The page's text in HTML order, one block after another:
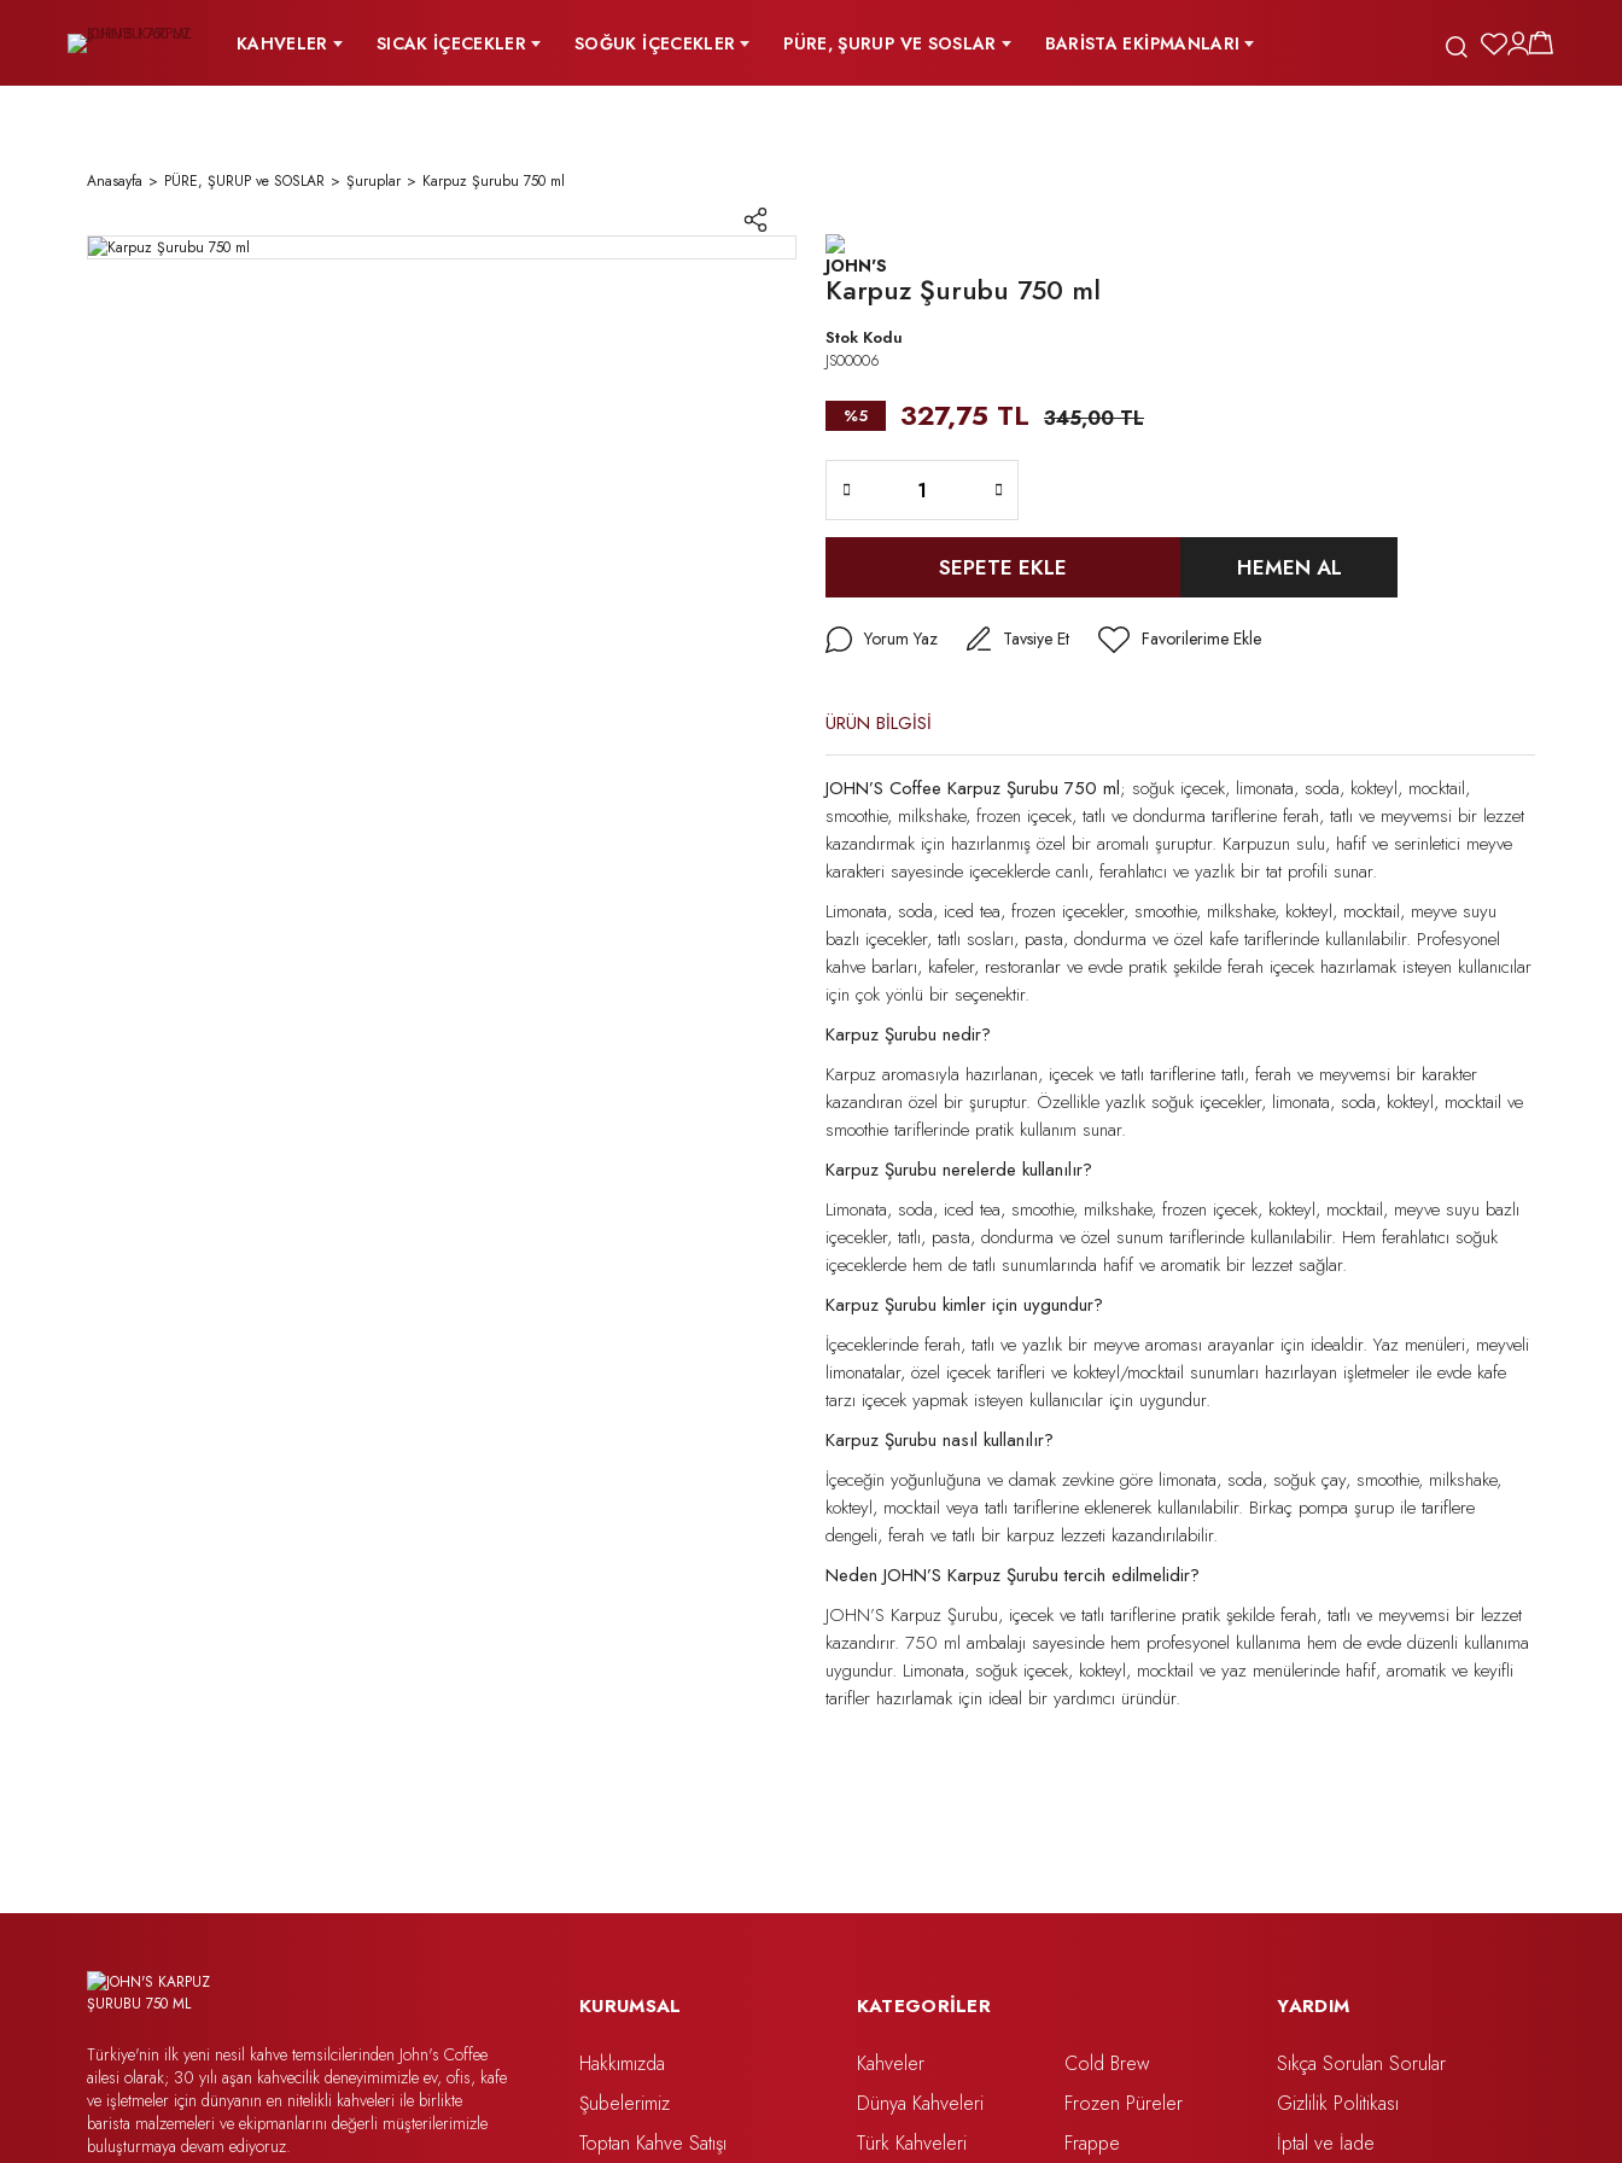
KAHVELER SICAK İÇECEKLER SOĞUK İÇECEKLER PÜRE, ŞURUP VE SOSLAR BARİSTA EKİPMANLARI
Anasayfa PÜRE, ŞURUP ve SOSLAR Şuruplar Karpuz Şurubu 750 ml
Karpuz Şurubu 750 ml
Stok Kodu
JS00006
%5 327,75 TL 345,00 TL
SEPETE EKLE HEMEN AL
Yorum Yaz Tavsiye Et
ÜRÜN BİLGİSİ
JOHN’S Coffee Karpuz Şurubu 750 ml; soğuk içecek, limonata, soda, kokteyl, mocktail,
smoothie, milkshake, frozen içecek, tatlı ve dondurma tariflerine ferah, tatlı ve meyvemsi bir lezzet
kazandırmak için hazırlanmış özel bir aromalı şuruptur. Karpuzun sulu, hafif ve serinletici meyve
karakteri sayesinde içeceklerde canlı, ferahlatıcı ve yazlık bir tat profili sunar.
Limonata, soda, iced tea, frozen içecekler, smoothie, milkshake, kokteyl, mocktail, meyve suyu
bazlı içecekler, tatlı sosları, pasta, dondurma ve özel kafe tariflerinde kullanılabilir. Profesyonel
kahve barları, kafeler, restoranlar ve evde pratik şekilde ferah içecek hazırlamak isteyen kullanıcılar
için çok yönlü bir seçenektir.
Karpuz Şurubu nedir?
Karpuz aromasıyla hazırlanan, içecek ve tatlı tariflerine tatlı, ferah ve meyvemsi bir karakter
kazandıran özel bir şuruptur. Özellikle yazlık soğuk içecekler, limonata, soda, kokteyl, mocktail ve
smoothie tariflerinde pratik kullanım sunar.
Karpuz Şurubu nerelerde kullanılır?
Limonata, soda, iced tea, smoothie, milkshake, frozen içecek, kokteyl, mocktail, meyve suyu bazlı
içecekler, tatlı, pasta, dondurma ve özel sunum tariflerinde kullanılabilir. Hem ferahlatıcı soğuk
içeceklerde hem de tatlı sunumlarında hafif ve aromatik bir lezzet sağlar.
Karpuz Şurubu kimler için uygundur?
İçeceklerinde ferah, tatlı ve yazlık bir meyve aroması arayanlar için idealdir. Yaz menüleri, meyveli
limonatalar, özel içecek tarifleri ve kokteyl/mocktail sunumları hazırlayan işletmeler ile evde kafe
tarzı içecek yapmak isteyen kullanıcılar için uygundur.
Karpuz Şurubu nasıl kullanılır?
İçeceğin yoğunluğuna ve damak zevkine göre limonata, soda, soğuk çay, smoothie, milkshake,
kokteyl, mocktail veya tatlı tariflerine eklenerek kullanılabilir. Birkaç pompa şurup ile tariflere
dengeli, ferah ve tatlı bir karpuz lezzeti kazandırılabilir.
Neden JOHN’S Karpuz Şurubu tercih edilmelidir?
JOHN’S Karpuz Şurubu, içecek ve tatlı tariflerine pratik şekilde ferah, tatlı ve meyvemsi bir lezzet
kazandırır. 750 ml ambalajı sayesinde hem profesyonel kullanıma hem de evde düzenli kullanıma
uygundur. Limonata, soğuk içecek, kokteyl, mocktail ve yaz menülerinde hafif, aromatik ve keyifli
tarifler hazırlamak için ideal bir yardımcı üründür.
Türkiye'nin ilk yeni nesil kahve temsilcilerinden John's Coffee
ailesi olarak; 30 yılı aşan kahvecilik deneyimimizle ev, ofis, kafe
ve işletmeler için dünyanın en nitelikli kahveleri ile birlikte
barista malzemeleri ve ekipmanlarını değerli müşterilerimizle
buluşturmaya devam ediyoruz.
KURUMSAL
Hakkımızda
Şubelerimiz
Toptan Kahve Satışı
KATEGORİLER
Kahveler
Dünya Kahveleri
Türk Kahveleri
Cold Brew
Frozen Püreler
Frappe
YARDIM
Sıkça Sorulan Sorular
Gizlilik Politikası
İptal ve İade